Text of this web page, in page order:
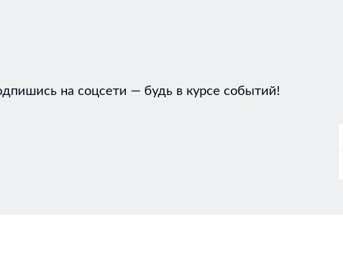
на соцсети — будь в курсе событий!